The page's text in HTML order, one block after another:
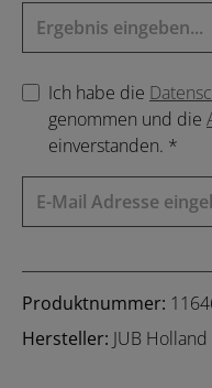
Ich habe die
genommen und die
einverstanden. *
Produktnummer:
Hersteller: JUB Holland